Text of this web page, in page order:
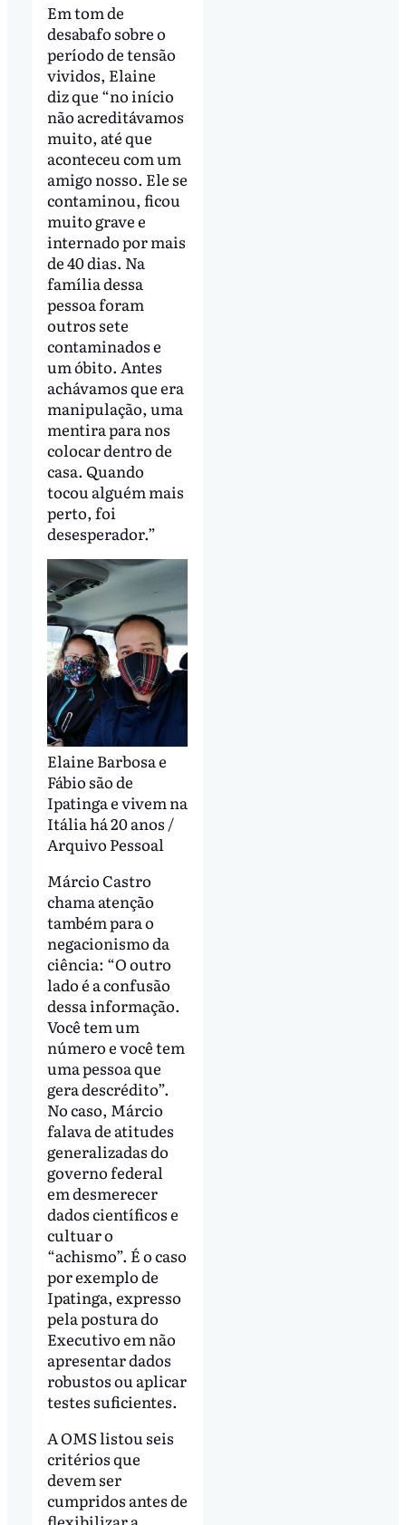
Em tom de
desabafo sobre o
período de tensão
vividos, Elaine
diz que “no início
não acreditávamos
muito, até que
aconteceu com um
amigo nosso. Ele se
contaminou, ficou
muito grave e
internado por mais
de 40 dias. Na
família dessa
pessoa foram
outros sete
contaminados e
um óbito. Antes
achávamos que era
manipulação, uma
mentira para nos
colocar dentro de
casa. Quando
tocou alguém mais
perto, foi
desesperador.”
Elaine Barbosa e
Fábio são de
Ipatinga e vivem na
Itália há 20 anos /
Arquivo Pessoal
Márcio Castro
chama atenção
também para o
negacionismo da
ciência: “O outro
lado é a confusão
dessa informação.
Você tem um
número e você tem
uma pessoa que
gera descrédito”.
No caso, Márcio
falava de atitudes
generalizadas do
governo federal
em desmerecer
dados científicos e
cultuar o
“achismo”. É o caso
por exemplo de
Ipatinga, expresso
pela postura do
Executivo em não
apresentar dados
robustos ou aplicar
testes suficientes.
A OMS listou seis
critérios que
devem ser
cumpridos antes de